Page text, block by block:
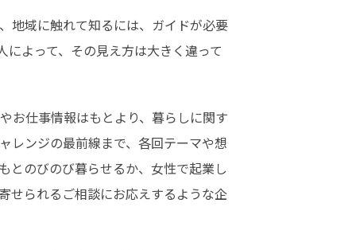
地域に触れて知るには、ガイドが必要
よって、その見え方は大きく違って
お仕事情報はもとより、暮らしに関す
レンジの最前線まで、各回テーマや想
とのびのび暮らせるか、女性で起業し
せられるご相談にお応えするような企